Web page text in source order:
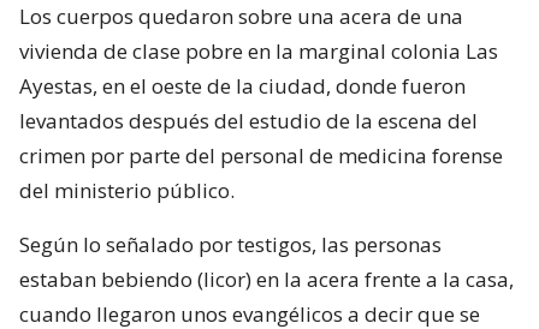
Los cuerpos quedaron sobre una acera de una
vivienda de clase pobre en la marginal colonia Las
Ayestas, en el oeste de la ciudad, donde fueron
levantados después del estudio de la escena del
crimen por parte del personal de medicina forense
del ministerio público.
Según lo señalado por testigos, las personas
estaban bebiendo (licor) en la acera frente a la casa,
cuando llegaron unos evangélicos a decir que se